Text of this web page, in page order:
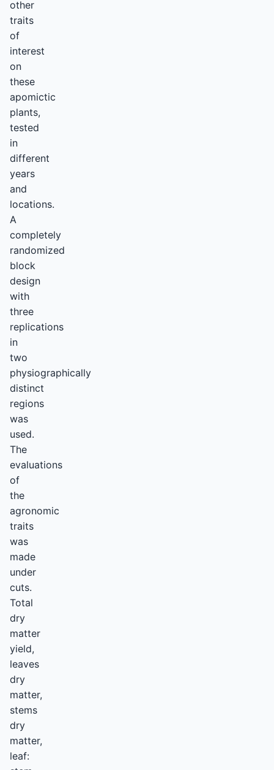
other
traits
of
interest
on
these
apomictic
plants,
tested
in
different
years
and
locations.
A
completely
randomized
block
design
with
three
replications
in
two
physiographically
distinct
regions
was
used.
The
evaluations
of
the
agronomic
traits
was
made
under
cuts.
Total
dry
matter
yield,
leaves
dry
matter,
stems
dry
matter,
leaf: